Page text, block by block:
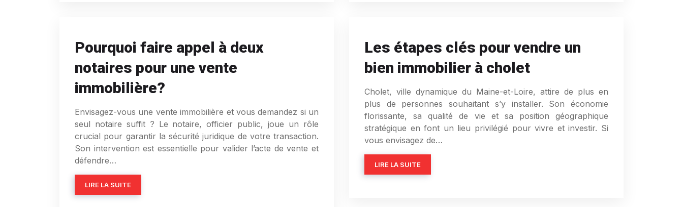
Pourquoi faire appel à deux
notaires pour une vente
immobilière?
Envisagez-vous une vente immobilière et vous demandez si un
seul notaire suffit ? Le notaire, officier public, joue un rôle
crucial pour garantir la sécurité juridique de votre transaction.
Son intervention est essentielle pour valider l’acte de vente et
défendre…
LIRE LA SUITE
Les étapes clés pour vendre un
bien immobilier à cholet
Cholet, ville dynamique du Maine-et-Loire, attire de plus en
plus de personnes souhaitant s’y installer. Son économie
florissante, sa qualité de vie et sa position géographique
stratégique en font un lieu privilégié pour vivre et investir. Si
vous envisagez de…
LIRE LA SUITE